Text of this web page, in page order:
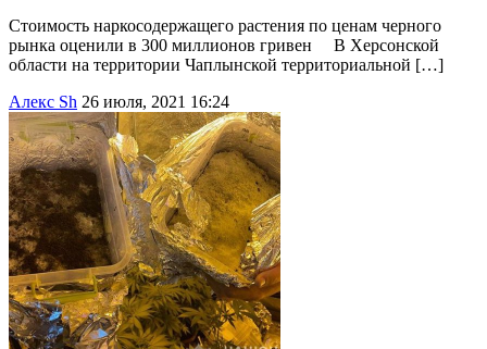
Стоимость наркосодержащего растения по ценам черного
рынка оценили в 300 миллионов гривен В Херсонской
области на территории Чаплынской территориальной […]
Алекс Sh 26 июля, 2021 16:24